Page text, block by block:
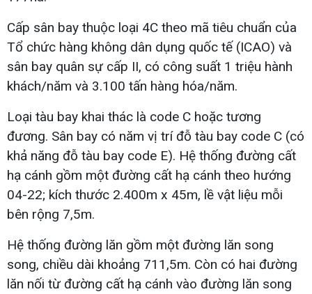
Cấp sân bay thuộc loại 4C theo mã tiêu chuẩn của
Tổ chức hàng không dân dụng quốc tế (ICAO) và
sân bay quân sự cấp II, có công suất 1 triệu hành
khách/năm và 3.100 tấn hàng hóa/năm.
Loại tàu bay khai thác là code C hoặc tương
đương. Sân bay có năm vị trí đỗ tàu bay code C (có
khả năng đỗ tàu bay code E). Hệ thống đường cất
hạ cánh gồm một đường cất hạ cánh theo hướng
04-22; kích thước 2.400m x 45m, lề vật liệu mỗi
bên rộng 7,5m.
Hệ thống đường lăn gồm một đường lăn song
song, chiều dài khoảng 711,5m. Còn có hai đường
lăn nối từ đường cất hạ cánh vào đường lăn song